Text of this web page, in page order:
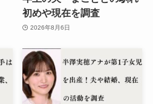
初めや現在を調査
2026年8月6日